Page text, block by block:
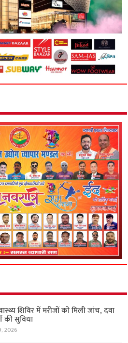
शिविर में मरीजों को मिली जांच, दवा
की सुविधा
2026